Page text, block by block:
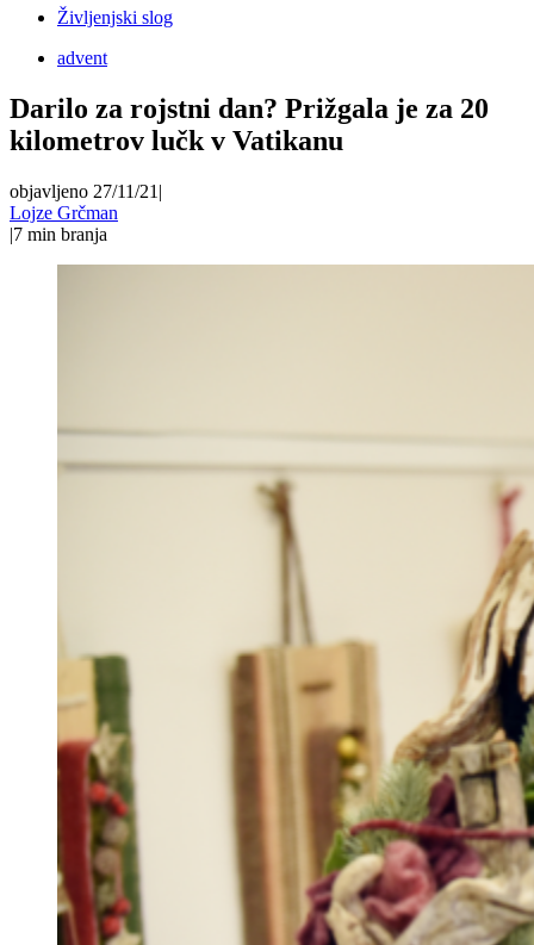
Življenjski slog
advent
Darilo za rojstni dan? Prižgala je za 20
kilometrov lučk v Vatikanu
objavljeno 27/11/21 |
Lojze Grčman
|7 min branja